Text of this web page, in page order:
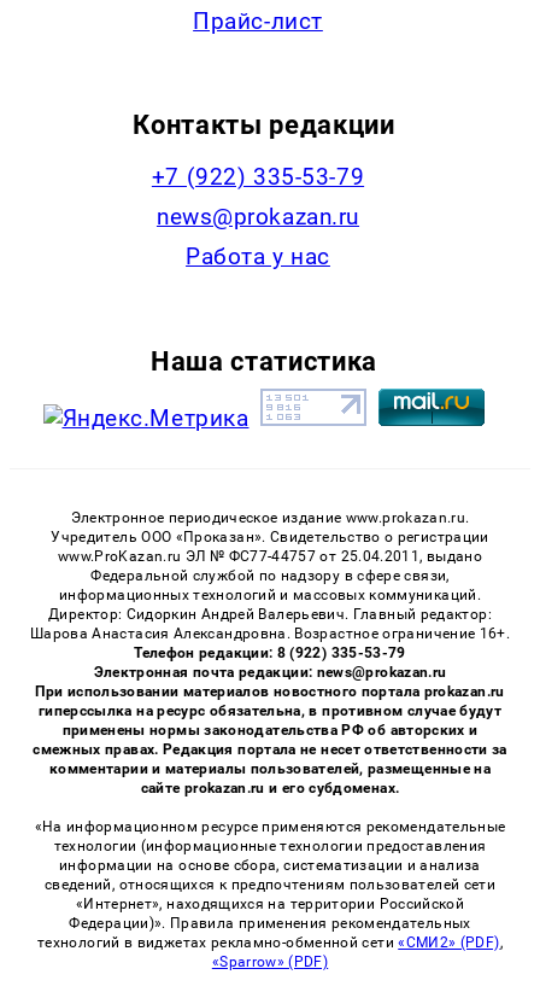
Прайс-лист
Контакты редакции
+7 (922) 335-53-79
news@prokazan.ru
Работа у нас
Наша статистика
Электронное периодическое издание www.prokazan.ru.
Учредитель ООО «Проказан». Cвидетельство о регистрации
www.ProKazan.ru ЭЛ № ФС77-44757 от 25.04.2011, выдано
Федеральной службой по надзору в сфере связи,
информационных технологий и массовых коммуникаций.
Директор: Сидоркин Андрей Валерьевич. Главный редактор:
Шарова Анастасия Александровна. Возрастное ограничение 16+.
Телефон редакции: 8 (922) 335-53-79
Электронная почта редакции: news@prokazan.ru
При использовании материалов новостного портала prokazan.ru
гиперссылка на ресурс обязательна, в противном случае будут
применены нормы законодательства РФ об авторских и
смежных правах. Редакция портала не несет ответственности за
комментарии и материалы пользователей, размещенные на
сайте prokazan.ru и его субдоменах.
«На информационном ресурсе применяются рекомендательные
технологии (информационные технологии предоставления
информации на основе сбора, систематизации и анализа
сведений, относящихся к предпочтениям пользователей сети
«Интернет», находящихся на территории Российской
Федерации)». Правила применения рекомендательных
технологий в виджетах рекламно-обменной сети«СМИ2» (PDF),
«Sparrow» (PDF)